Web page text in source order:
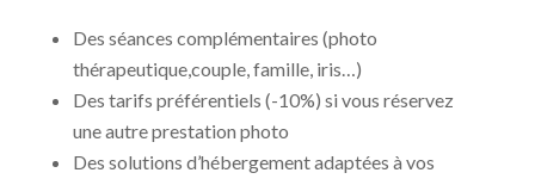
Des séances complémentaires (photo
thérapeutique,couple, famille, iris…)
Des tarifs préférentiels (-10%) si vous réservez
une autre prestation photo
Des solutions d’hébergement adaptées à vos